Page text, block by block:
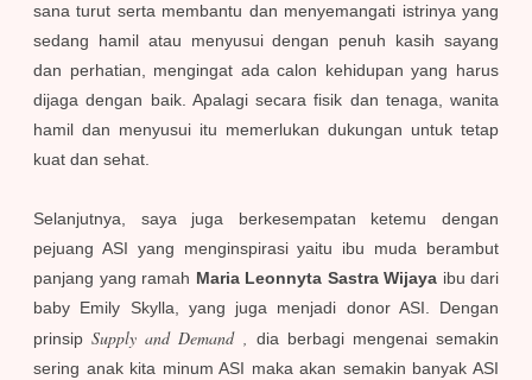
sana turut serta membantu dan menyemangati istrinya yang
sedang hamil atau menyusui dengan penuh kasih sayang
dan perhatian, mengingat ada calon kehidupan yang harus
dijaga dengan baik. Apalagi secara fisik dan tenaga, wanita
hamil dan menyusui itu memerlukan dukungan untuk tetap
kuat dan sehat.
Selanjutnya, saya juga berkesempatan ketemu dengan
pejuang ASI yang menginspirasi yaitu ibu muda berambut
panjang yang ramah Maria Leonnyta Sastra Wijaya ibu dari
baby Emily Skylla, yang juga menjadi donor ASI. Dengan
prinsipSupply and Demand , dia berbagi mengenai semakin
sering anak kita minum ASI maka akan semakin banyak ASI